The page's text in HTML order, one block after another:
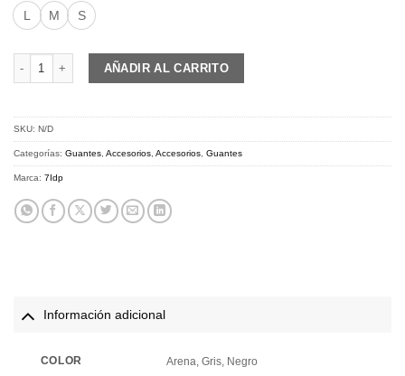
L M S
7IDP GUANTES Control cantidad
AÑADIR AL CARRITO
SKU: N/D
Categorías: Guantes Accesorios Accesorios Guantes
Marca: 7Idp
Información adicional
COLOR Arena, Gris, Negro